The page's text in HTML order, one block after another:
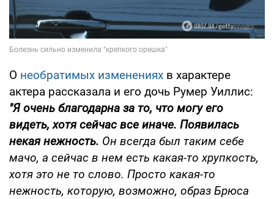
О необратимых изменениях в характере
актера рассказала и его дочь Румер Уиллис:
"Я очень благодарна за то, что могу его
видеть, хотя сейчас все иначе. Появилась
некая нежность. Он всегда был таким себе
мачо, а сейчас в нем есть какая-то хрупкость,
хотя это не то слово. Просто какая-то
нежность, которую, возможно, образ Брюса